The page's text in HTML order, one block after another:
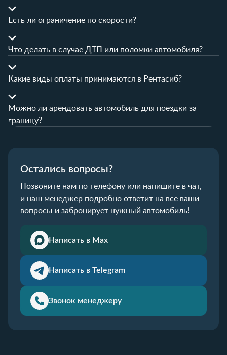
Есть ли ограничение по скорости?
Что делать в случае ДТП или поломки автомобиля?
Какие виды оплаты принимаются в Рентасиб?
Можно ли арендовать автомобиль для поездки за
границу?
Остались вопросы?
Позвоните нам по телефону или напишите в чат,
и наш менеджер подробно ответит на все ваши
вопросы и забронирует нужный автомобиль!
Написать в Max
Написать в Telegram
Звонок менеджеру